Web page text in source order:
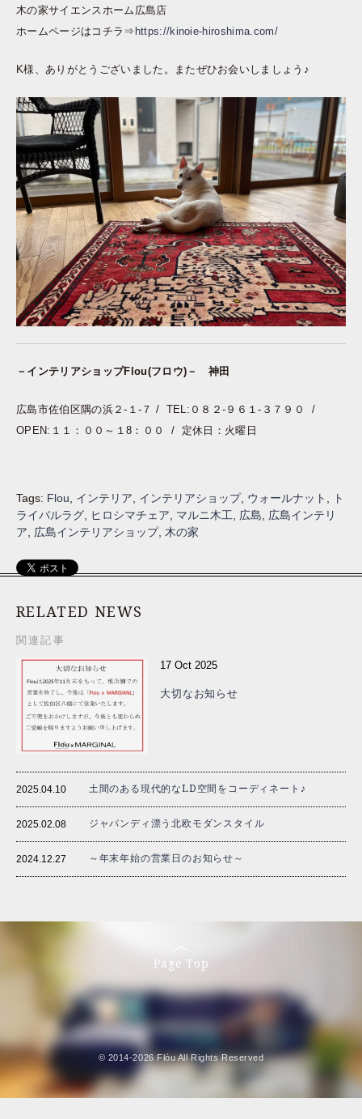
木の家サイエンスホーム広島店
ホームページはコチラ⇒ https://kinoie-hiroshima.com/
K様、ありがとうございました。またぜひお会いしましょう♪
－インテリアショップFlou(フロウ)－ 神田
広島市佐伯区隅の浜２-１-７ / TEL:０８２-９６１-３７９０ /
OPEN:１１：００～１8：００ / 定休日：火曜日
Tags: Flou, インテリア, インテリアショップ, ウォールナット ,
ト
ライバルラグ, ヒロシマチェア, マルニ木工, 広島, 広島インテリ
ア, 広島インテリアショップ, 木の家
RELATED NEWS
関連記事
17 Oct 2025
大切なお知らせ
2025.04.10 土間のある現代的なLD空間をコーディネート♪
2025.02.08 ジャパンディ漂う北欧モダンスタイル
2024.12.27 ～年末年始の営業日のお知らせ～
Page Top
© 2014-2026 Flóu All Rights Reserved